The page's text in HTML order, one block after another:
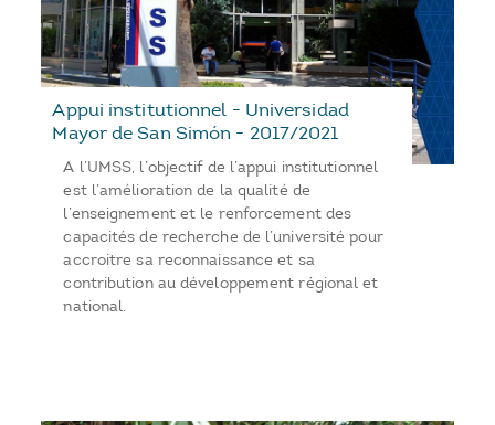
Appui institutionnel - Universidad
Mayor de San Simón - 2017/2021
A l’UMSS, l’objectif de l’appui institutionnel
est l’amélioration de la qualité de
l’enseignement et le renforcement des
capacités de recherche de l’université pour
accroitre sa reconnaissance et sa
contribution au développement régional et
national.